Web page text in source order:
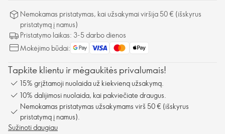
Nemokamas pristatymas, kai užsakymai viršija 50 € (išskyrus
pristatymą į namus)
Pristatymo laikas: 3-5 darbo dienos
Mokėjimo būdai:
Tapkite klientu ir mėgaukitės privalumais!
15% grįžtamoji nuolaida už kiekvieną užsakymą.
10% dalijimosi nuolaida, kai pakviečiate draugus.
Nemokamas pristatymas užsakymams virš 50 € (išskyrus
pristatymą į namus).
Sužinoti daugiau